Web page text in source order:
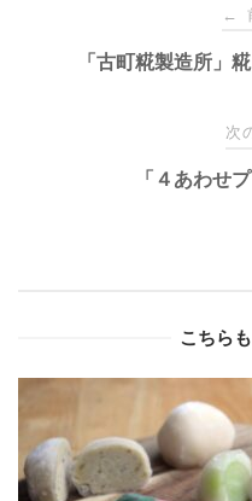
navigation
←
「古町糀製造所」
次
「４あわせ
こちら